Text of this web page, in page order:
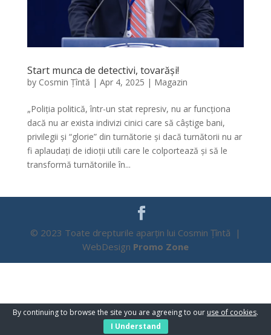
Start munca de detectivi, tovarăși!
by Cosmin Țîntă | Apr 4, 2025 | Magazin
„Poliția politică, într-un stat represiv, nu ar funcționa
dacă nu ar exista indivizi cinici care să câștige bani,
privilegii și “glorie” din turnătorie și dacă turnătorii nu ar
fi aplaudați de idioții utili care le colportează și să le
transformă turnătoriile în...
© 2023 Toate drepturile aparțin lui Cosmin Țîntă |
WebDesign Promo Zone
By continuing to browse the site you are agreeing to our use of cookies.
I Understand